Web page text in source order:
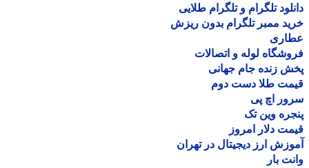
تلگرام و تلگرام طلایی
ممبر تلگرام بدون ریزش
لوله و اتصالات
زنده جام جهانی
طلا دست دوم
اچ پی
وین تک
دلار امروز
ارز دیجیتال در تهران
بار